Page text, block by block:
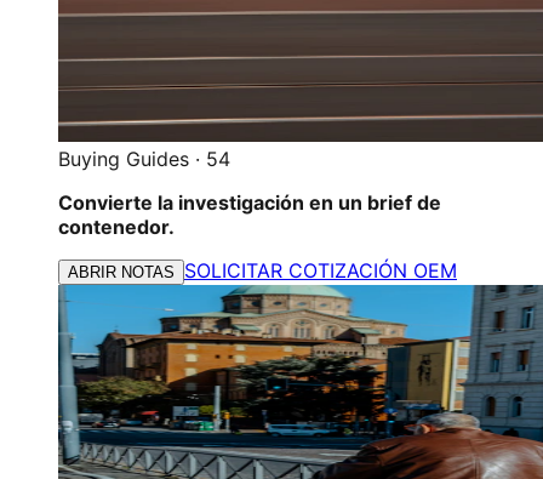
Buying Guides · 54
Convierte la investigación en un brief de
contenedor.
ABRIR NOTAS SOLICITAR COTIZACIÓN OEM